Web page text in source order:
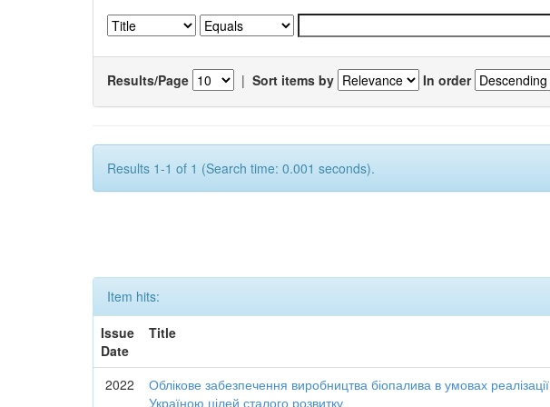
Results/Page | Sort items by In order
Results 1-1 of 1 (Search time: 0.001 seconds).
Item hits:
Issue
Date
Title
2022
Облікове забезпечення виробництва біопалива в умовах реалізації
Україною цілей сталого розвитку